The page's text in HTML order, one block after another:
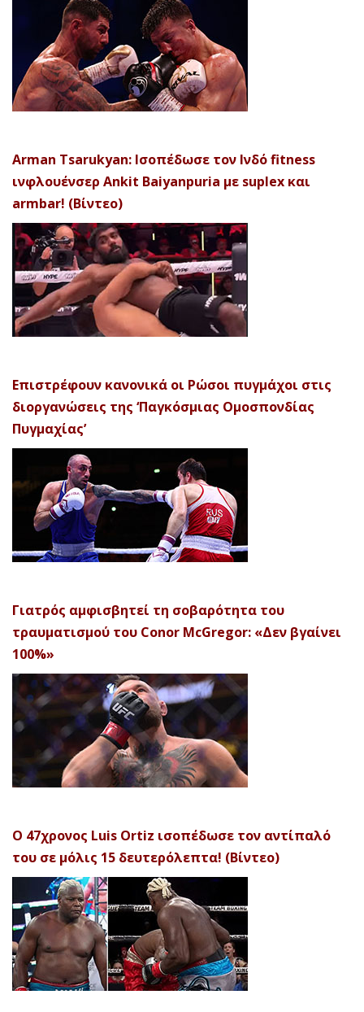
Arman Tsarukyan: Ισοπέδωσε τον Ινδό fitness
ινφλουένσερ Ankit Baiyanpuria με suplex και
armbar! (Βίντεο)
Επιστρέφουν κανονικά οι Ρώσοι πυγμάχοι στις
διοργανώσεις της ‘Παγκόσμιας Ομοσπονδίας
Πυγμαχίας’
Γιατρός αμφισβητεί τη σοβαρότητα του
τραυματισμού του Conor McGregor: «Δεν βγαίνει
100%»
Ο 47χρονος Luis Ortiz ισοπέδωσε τον αντίπαλό
του σε μόλις 15 δευτερόλεπτα! (Βίντεο)